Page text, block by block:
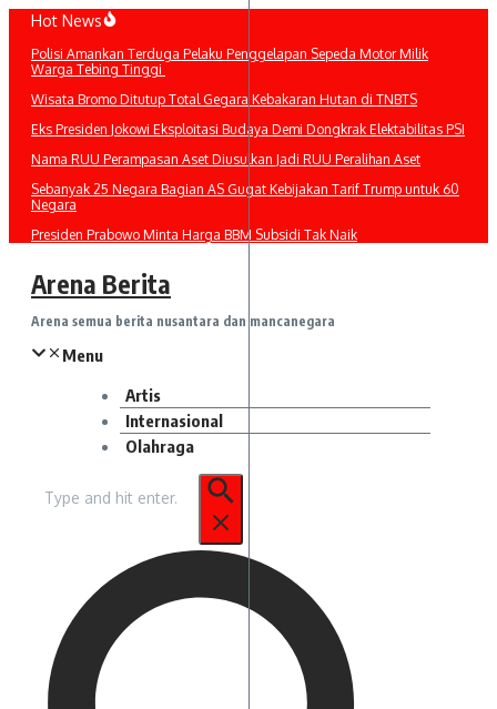
Lewati
konten
Hot News
Polisi Amankan Terduga Pelaku Penggelapan Sepeda Motor Milik
Warga Tebing Tinggi
Wisata Bromo Ditutup Total Gegara Kebakaran Hutan di TNBTS
Eks Presiden Jokowi Eksploitasi Budaya Demi Dongkrak Elektabilitas PSI
Nama RUU Perampasan Aset Diusulkan Jadi RUU Peralihan Aset
Sebanyak 25 Negara Bagian AS Gugat Kebijakan Tarif Trump untuk 60
Negara
Presiden Prabowo Minta Harga BBM Subsidi Tak Naik
Arena Berita
Arena semua berita nusantara dan mancanegara
Menu
Artis
Internasional
Olahraga
untuk: